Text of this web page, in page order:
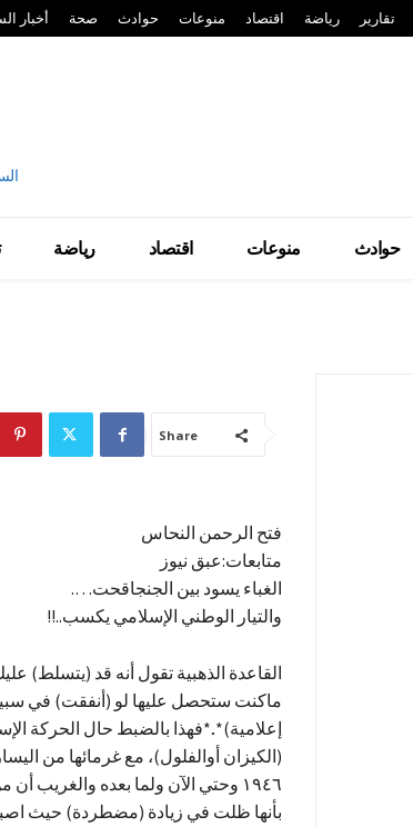
أخبار صحة حوادث منوعات اقتصاد رياضة تقارير
حوادث منوعات اقتصاد رياضة
Share
فتح الرحمن النحاس
متابعات:عبق نيوز
الغباء يسود بين الجنجاقحت….
والتيار الوطني الإسلامي يكسب..!!
القاعدة الذهبية تقول أنه قد (يتسلط)
ماكنت ستحصل عليها لو (أنفقت) في
إعلامية)*..*فهذا بالضبط حال الحركة
(الكيزان أوالفلول)، مع غرمائها من
١٩٤٦ وحتي الآن ولما بعده والغريب أن من يحاربونها طيلة هذه العقود من السنوات (لايعترفون)
بأنها ظلت في زيادة (مضطردة) حيث